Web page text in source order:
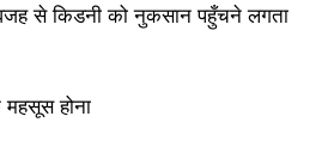
से किडनी को नुकसान पहुँचने लगता
महसूस होना